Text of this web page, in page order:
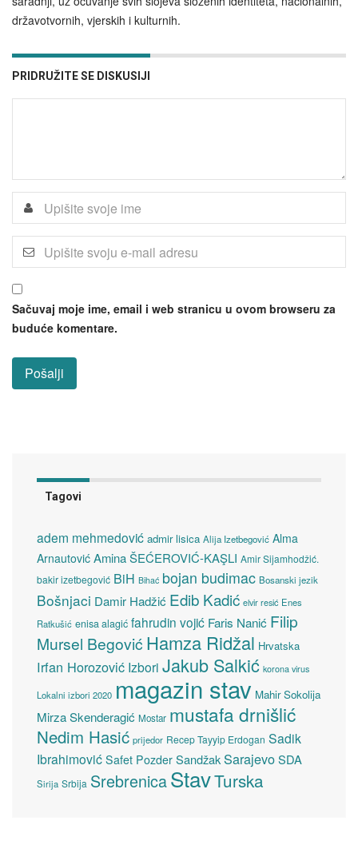
državotvornih, vjerskih i kulturnih.
PRIDRUŽITE SE DISKUSIJI
Sačuvaj moje ime, email i web stranicu u ovom browseru za
buduće komentare.
Tagovi
adem mehmedović admir lisica Alija Izetbegović Alma
Arnautović Amina ŠEĆEROVIĆ-KAŞLI Amir Sijamhodžić.
bakir izetbegović BiH Bihać bojan budimac Bosanski jezik
Bošnjaci Damir Hadžić Edib Kadić elvir resić Enes
Ratkušić enisa alagić fahrudin vojić Faris Nanić Filip
Mursel Begović Hamza Ridžal Hrvatska
Irfan Horozović Izbori Jakub Salkić korona virus
Lokalni izbori 2020 magazin stav Mahir Sokolija
Mirza Skenderagić Mostar mustafa drnišlić
Nedim Hasić prijedor Recep Tayyip Erdogan Sadik
Ibrahimović Safet Pozder SandžakSarajevoSDA
Sirija Srbija SrebrenicaStavTurska